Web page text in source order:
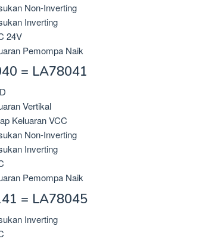
Non-Inverting
Inverting
24V
Pemompa Naik
= LA78041
Vertikal
Keluaran VCC
Non-Inverting
Inverting
Pemompa Naik
= LA78045
Inverting